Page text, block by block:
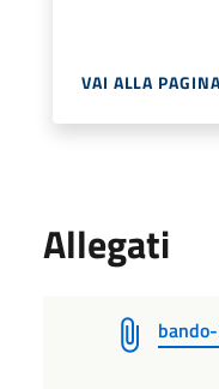
VAI ALLA PAGINA
Allegati